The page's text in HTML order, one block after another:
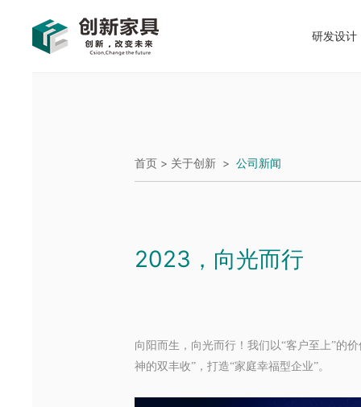
研发设计
首页 > 关于创新> 公司新闻
2023，向光而行
向阳而生，向光而行！我们以“客户至上”的
神的双丰收”，打造“家庭幸福型企业”。